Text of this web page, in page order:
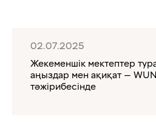
02.07.2025
Жекеменшік мектептер
аңыздар мен ақиқат —
тәжірибесінде